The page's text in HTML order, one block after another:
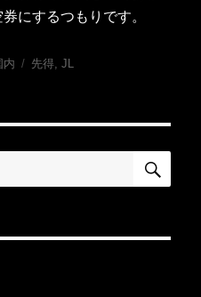
にするつもりです。
内
タ
先得,JL
検